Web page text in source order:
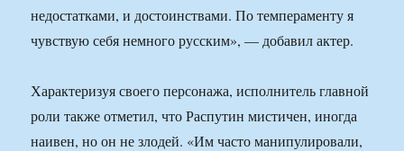
недостатками, и достоинствами. По темпераменту я
чувствую себя немного русским», — добавил актер.
Характеризуя своего персонажа, исполнитель главной
роли также отметил, что Распутин мистичен, иногда
наивен, но он не злодей. «Им часто манипулировали,